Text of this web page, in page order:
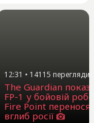
12:31 • 14115 перегляди
The Guardian
FP-1 у бойовій
Fire Point
вглиб росії